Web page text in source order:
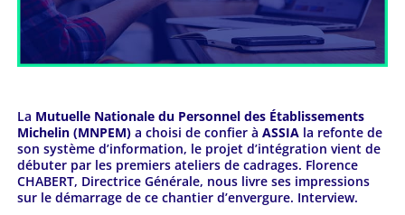
La Mutuelle Nationale du Personnel des Établissements
Michelin (MNPEM)a choisi de confier à ASSIAla refonte de
son système d’information, le projet d’intégration vient de
débuter par les premiers ateliers de cadrages. Florence
CHABERT, Directrice Générale, nous livre ses impressions
sur le démarrage de ce chantier d’envergure. Interview.